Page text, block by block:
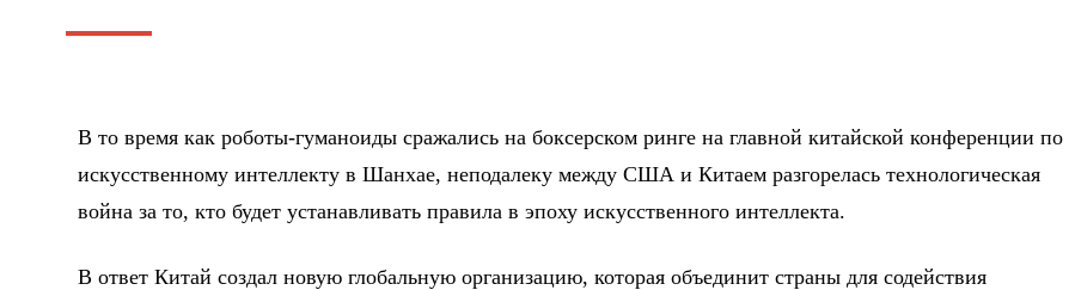
В то время как роботы-гуманоиды сражались на боксерском ринге на главной китайской конференции по
искусственному интеллекту в Шанхае, неподалеку между США и Китаем разгорелась технологическая
война за то, кто будет устанавливать правила в эпоху искусственного интеллекта.
В ответ Китай создал новую глобальную организацию, которая объединит страны для содействия